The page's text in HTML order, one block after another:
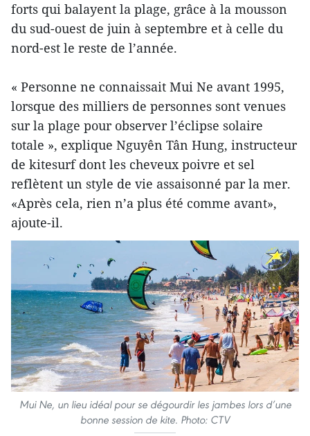
forts qui balayent la plage, grâce à la mousson
du sud-ouest de juin à septembre et à celle du
nord-est le reste de l’année.
« Personne ne connaissait Mui Ne avant 1995,
lorsque des milliers de personnes sont venues
sur la plage pour observer l’éclipse solaire
totale », explique Nguyên Tân Hung, instructeur
de kitesurf dont les cheveux poivre et sel
reflètent un style de vie assaisonné par la mer.
«Après cela, rien n’a plus été comme avant»,
ajoute-il.
Mui Ne, un lieu idéal pour se dégourdir les jambes lors d’une
bonne session de kite. Photo: CTV